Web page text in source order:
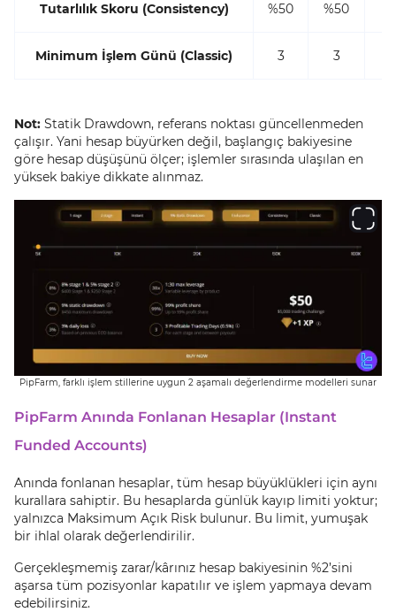
Tutarlılık Skoru (Consistency) %50 %50
Minimum İşlem Günü (Classic) 3 3
Not: Statik Drawdown, referans noktası güncellenmeden
çalışır. Yani hesap büyürken değil, başlangıç bakiyesine
göre hesap düşüşünü ölçer; işlemler sırasında ulaşılan en
yüksek bakiye dikkate alınmaz.
PipFarm, farklı işlem stillerine uygun 2 aşamalı değerlendirme modelleri sunar
PipFarm Anında Fonlanan Hesaplar (Instant
Funded Accounts)
Anında fonlanan hesaplar, tüm hesap büyüklükleri için aynı
kurallara sahiptir. Bu hesaplarda günlük kayıp limiti yoktur;
yalnızca Maksimum Açık Risk bulunur. Bu limit, yumuşak
bir ihlal olarak değerlendirilir.
Gerçekleşmemiş zarar/kârınız hesap bakiyesinin %2’sini
aşarsa tüm pozisyonlar kapatılır ve işlem yapmaya devam
edebilirsiniz.